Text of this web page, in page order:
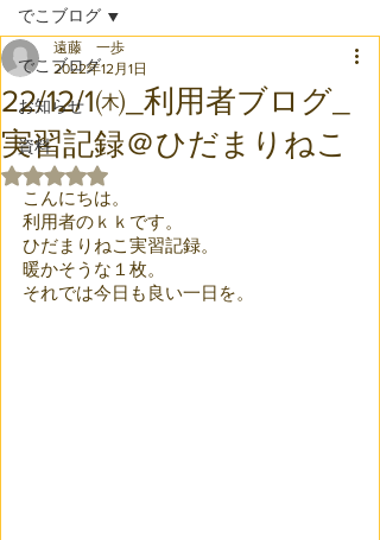
でこブログ
お知らせ
資料
でこブログ
22/12/1㈭_利用者ブログ_
実習記録＠ひだまりねこ
遠藤 一歩
2022年12月1日
5つ星のうちNaNと評価されています。
こんにちは。
利用者のｋｋです。
ひだまりねこ実習記録。
暖かそうな１枚。
それでは今日も良い一日を。